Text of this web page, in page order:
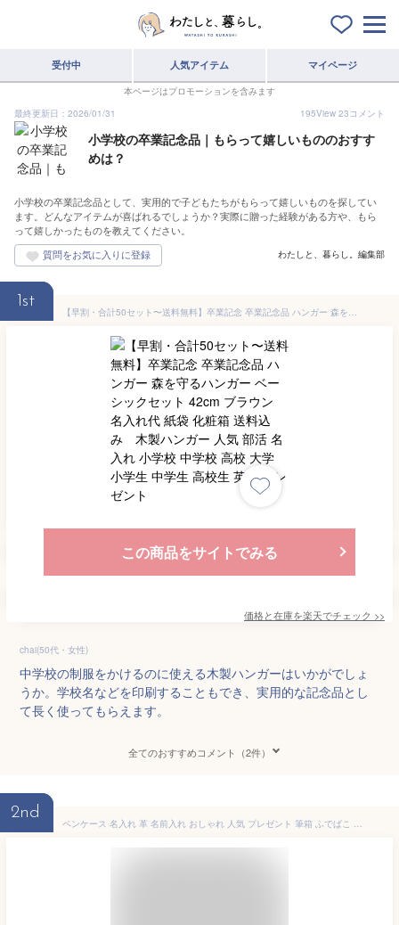
受付中 人気アイテム マイページ
本ページはプロモーションを含みます
最終更新日：2026/01/31
195View 23コメント
小学校の卒業記念品｜もらって嬉しいもののおすす
めは？
小学校の卒業記念品として、実用的で子どもたちがもらって嬉しいものを探してい
ます。どんなアイテムが喜ばれるでしょうか？実際に贈った経験がある方や、もら
って嬉しかったものを教えてください。
わたしと、暮らし。編集部
1st
【早割・合計50セット〜送料無料】卒業記念 卒業記念品 ハンガー 森を守るハンガー ベーシックセット 42cm ブラウン 名入れ代 紙袋 化粧箱 送料込み 木製ハンガー 人気 部活 名入れ 小学校 中学校 高校 大学 小学生 中学生 高校生 英語 プレゼント
この商品をサイトでみる
価格と在庫を楽天でチェック >>
chai(50代・女性)
中学校の制服をかけるのに使える木製ハンガーはいかがでしょ
うか。学校名などを印刷することもでき、実用的な記念品とし
て長く使ってもらえます。
全てのおすすめコメント（2件）
2nd
ペンケース 名入れ 革 名前入れ おしゃれ 人気 プレゼント 筆箱 ふでばこ レザー 本革 大人 社会人 記念品 就職祝い ブースターズ ミネルバボックス ペンケース Boosters